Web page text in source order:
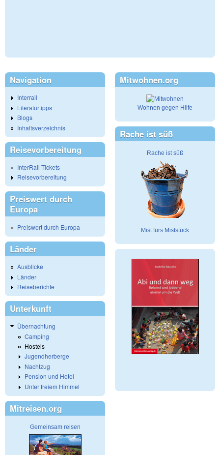
Navigation
Interrail
Literaturtipps
Blogs
Inhaltsverzeichnis
Reisevorbereitung
InterRail-Tickets
Reisevorbereitung
Preiswert durch
Europa
Preiswert durch Europa
Länder
Ausblicke
Länder
Reiseberichte
Unterkunft
Übernachtung
Camping
Hostels
Jugendherberge
Nachtzug
Pension und Hotel
Unter freiem Himmel
Mitreisen.org
Gemeinsam reisen
Mitwohnen.org
Wohnen gegen Hilfe
Rache ist süß
Rache ist süß
Mist fürs Miststück